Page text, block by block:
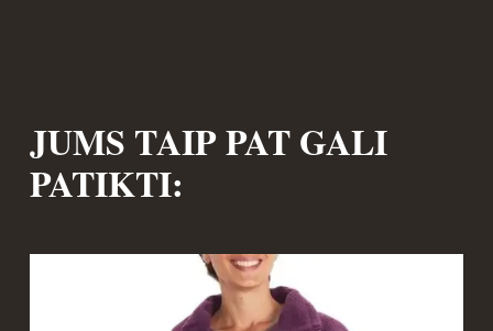
JUMS TAIP PAT GALI
PATIKTI: